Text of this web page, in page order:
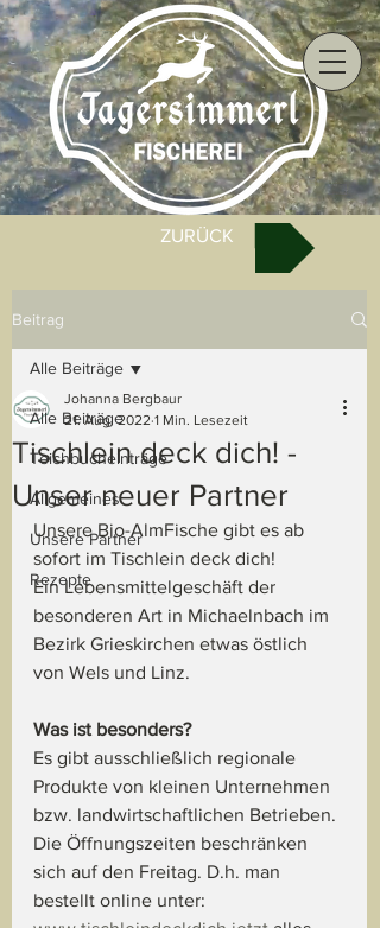
ZURÜCK
Beitrag
Alle Beiträge
Teichbucheinträge
Allgemeines
Unsere Partner
Rezepte
Alle Beiträge
Tischlein deck dich! -
Unser neuer Partner
Johanna Bergbaur
21. Aug. 2022 1 Min. Lesezeit
Unsere Bio-AlmFische gibt es ab
sofort im Tischlein deck dich!
Ein Lebensmittelgeschäft der
besonderen Art in Michaelnbach im
Bezirk Grieskirchen etwas östlich
von Wels und Linz.
Was ist besonders?
Es gibt ausschließlich regionale
Produkte von kleinen Unternehmen
bzw. landwirtschaftlichen Betrieben.
Die Öffnungszeiten beschränken
sich auf den Freitag. D.h. man
bestellt online unter: